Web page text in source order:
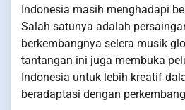
Indonesia masih menghadapi
Salah satunya adalah
berkembangnya selera musik
tantangan ini juga membuka
Indonesia untuk lebih kreatif
beradaptasi dengan